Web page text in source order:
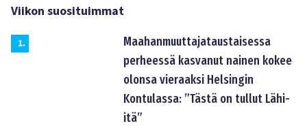
Viikon suosituimmat
1.
Maahanmuuttajataustaisessa
perheessä kasvanut nainen kokee
olonsa vieraaksi Helsingin
Kontulassa: ”Tästä on tullut Lähi-
itä”